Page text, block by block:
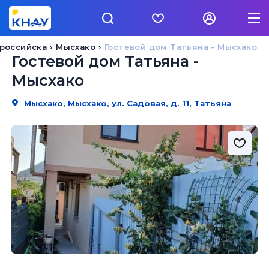
Гостевой дом Татьяна - Мысхако
Мысхако
Гостевой дом Татьяна -
Мысхако
Мысхако, Мысхако, ул. Садовая, д. 11, Татьяна